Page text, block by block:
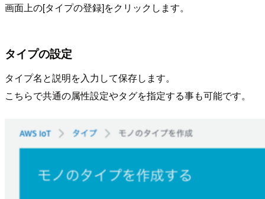
画面上の[タイプの登録]をクリックします。
タイプの設定
タイプ名と説明を入力して保存します。
こちらで共通の属性設定やタグを指定する事も可能です。